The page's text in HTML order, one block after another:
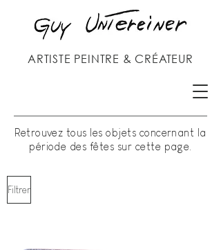
ARTISTE PEINTRE & CRÉATEUR
Retrouvez tous les objets concernant la
période des fêtes sur cette page.
Filtrer